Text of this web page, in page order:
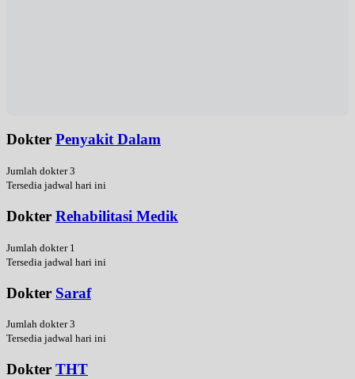
Dokter Penyakit Dalam
Jumlah dokter 3
Tersedia jadwal hari ini
Dokter Rehabilitasi Medik
Jumlah dokter 1
Tersedia jadwal hari ini
Dokter Saraf
Jumlah dokter 3
Tersedia jadwal hari ini
Dokter THT